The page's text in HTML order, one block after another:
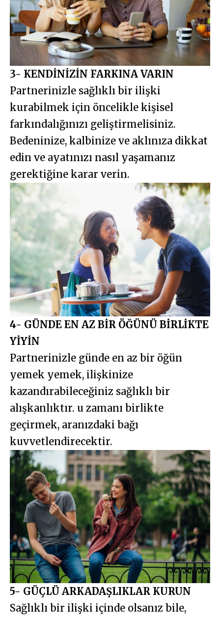
3- KENDİNİZİN FARKINA VARIN
Partnerinizle sağlıklı bir ilişki
kurabilmek için öncelikle kişisel
farkındalığınızı geliştirmelisiniz.
Bedeninize, kalbinize ve aklınıza dikkat
edin ve ayatınızı nasıl yaşamanız
gerektiğine karar verin.
4- GÜNDE EN AZ BİR ÖĞÜNÜ BİRLİKTE
YİYİN
Partnerinizle günde en az bir öğün
yemek yemek, ilişkinize
kazandırabileceğiniz sağlıklı bir
alışkanlıktır. u zamanı birlikte
geçirmek, aranızdaki bağı
kuvvetlendirecektir.
5- GÜÇLÜ ARKADAŞLIKLAR KURUN
Sağlıklı bir ilişki içinde olsanız bile,